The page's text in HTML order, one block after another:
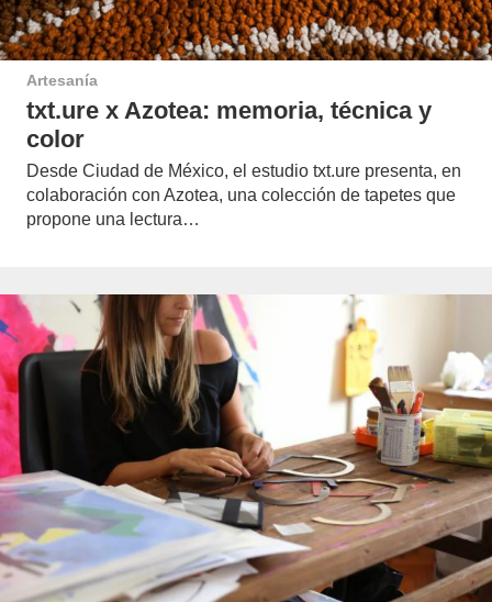
Artesanía
txt.ure x Azotea: memoria, técnica y
color
Desde Ciudad de México, el estudio txt.ure presenta, en
colaboración con Azotea, una colección de tapetes que
propone una lectura…